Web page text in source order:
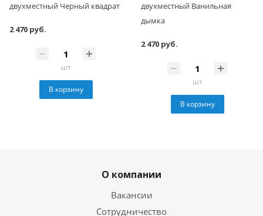
двухместный Черный квадрат
2 470 руб.
шт
В корзину
двухместный Ванильная
дымка
2 470 руб.
шт
В корзину
О компании
Вакансии
Сотрудничество